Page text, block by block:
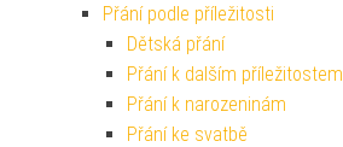
Přání podle příležitosti
Dětská přání
Přání k dalším příležitostem
Přání k narozeninám
Přání ke svatbě